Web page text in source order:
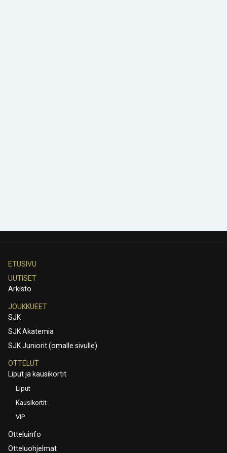
ETUSIVU
UUTISET
Arkisto
JOUKKUEET
SJK
SJK Akatemia
SJK Juniorit (omalle sivulle)
OTTELUT
Liput ja kausikortit
Liput
Kausikortit
VIP
Otteluinfo
Otteluohjelmat